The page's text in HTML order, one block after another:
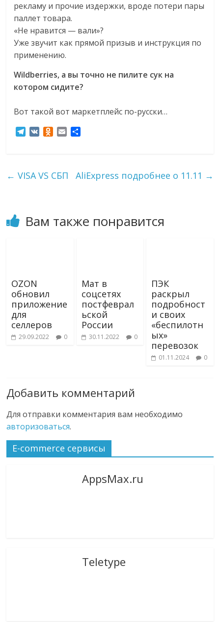
рекламу и прочие издержки, вроде потери пары
паллет товара.
«Не нравится — вали»?
Уже звучит как прямой призыв и инструкция по
применению.
Wildberries, а вы точно не пилите сук на
котором сидите?
Вот такой вот маркетплейс по-русски…
T
g
r
O
k
l
n
l
а
в
← VISA VS СБП AliExpress подробнее о 11.11 →
Вам также понравится
OZON
обновил
приложение
для
селлеров
29.09.2022 0
Мат в
соцсетях
постфеврал
ьской
России
30.11.2022 0
ПЭК
раскрыл
подробност
и своих
«беспилотн
ых»
перевозок
01.11.2024 0
Добавить комментарий
Для отправки комментария вам необходимо
авторизоваться.
E-commerce сервисы
AppsMax.ru
Teletype